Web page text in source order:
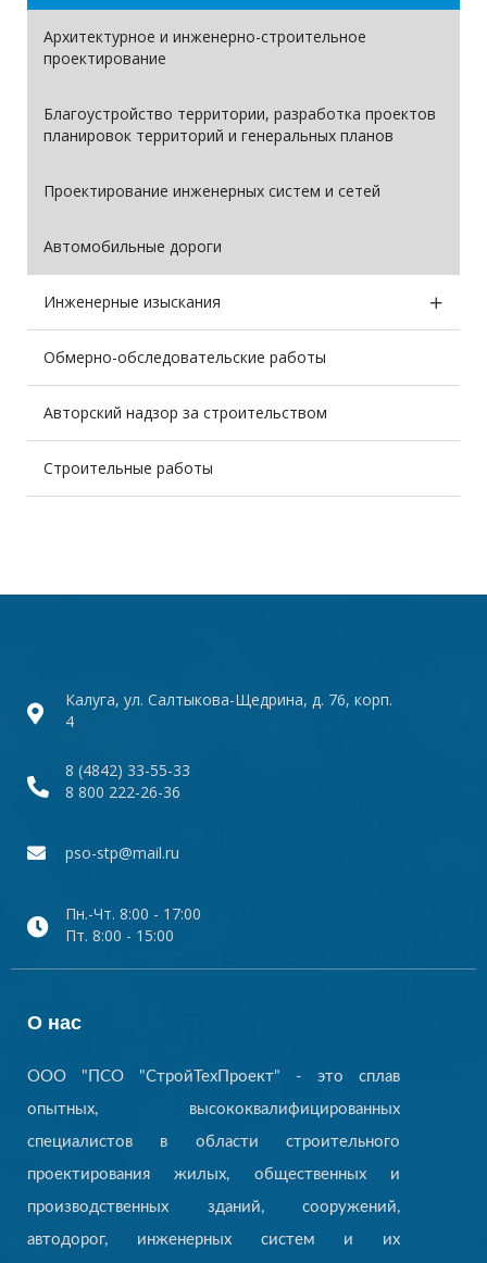
Архитектурное и инженерно-строительное
проектирование
Благоустройство территории, разработка проектов
планировок территорий и генеральных планов
Проектирование инженерных систем и сетей
Автомобильные дороги
Инженерные изыскания
Обмерно-обследовательские работы
Авторский надзор за строительством
Строительные работы
Калуга, ул. Салтыкова-Щедрина, д. 76, корп.
4
8 (4842) 33-55-33
8 800 222-26-36
pso-stp@mail.ru
Пн.-Чт. 8:00 - 17:00
Пт. 8:00 - 15:00
О нас
ООО "ПСО "СтройТехПроект" - это сплав
опытных, высококвалифицированных
специалистов в области строительного
проектирования жилых, общественных и
производственных зданий, сооружений,
автодорог, инженерных систем и их